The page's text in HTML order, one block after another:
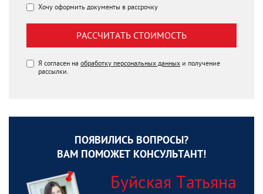
Хочу оформить документы в рассрочку
РАССЧИТАТЬ СТОИМОСТЬ
Я согласен на обработку персональных данных и получение
рассылки.
ПОЯВИЛИСЬ ВОПРОСЫ?
ВАМ ПОМОЖЕТ КОНСУЛЬТАНТ!
Буйская Татьяна